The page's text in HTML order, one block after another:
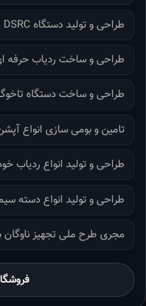
طراحی و تولید دستگاه DSRC
طراحی و ساخت ردیاب حرفه
طراحی و ساخت دستگاه
تامین و بومی سازی انواع
طراحی و تولید انواع ردیاب
طراحی و تولید انواع دسته
مجری طرح ملی تجهیز ناوگان